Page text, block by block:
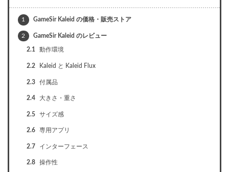
1 GameSir Kaleid の価格・販売ストア
2 GameSir Kaleid のレビュー
2.1 動作環境
2.2 Kaleid と Kaleid Flux
2.3 付属品
2.4 大きさ・重さ
2.5 サイズ感
2.6 専用アプリ
2.7 インターフェース
2.8 操作性